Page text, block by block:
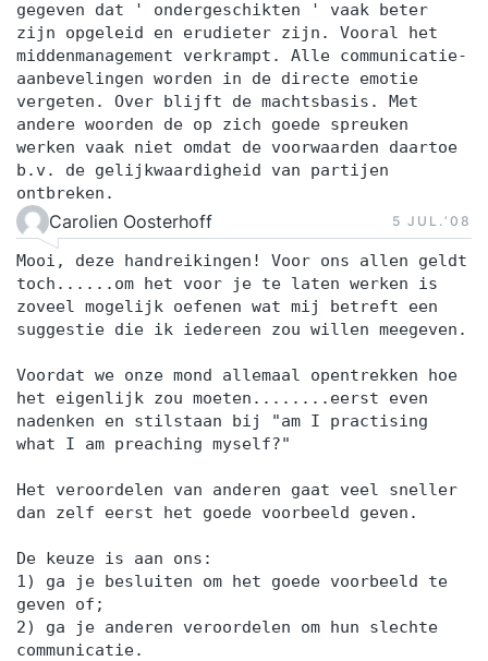
gegeven dat ' ondergeschikten ' vaak beter
zijn opgeleid en erudieter zijn. Vooral het
middenmanagement verkrampt. Alle communicatie-
aanbevelingen worden in de directe emotie
vergeten. Over blijft de machtsbasis. Met
andere woorden de op zich goede spreuken
werken vaak niet omdat de voorwaarden daartoe
b.v. de gelijkwaardigheid van partijen
ontbreken.
Carolien Oosterhoff 5 JUL.‘08
Mooi, deze handreikingen! Voor ons allen geldt
toch......om het voor je te laten werken is
zoveel mogelijk oefenen wat mij betreft een
suggestie die ik iedereen zou willen meegeven.
Voordat we onze mond allemaal opentrekken hoe
het eigenlijk zou moeten........eerst even
nadenken en stilstaan bij "am I practising
what I am preaching myself?"
Het veroordelen van anderen gaat veel sneller
dan zelf eerst het goede voorbeeld geven.
De keuze is aan ons:
1) ga je besluiten om het goede voorbeeld te
geven of;
2) ga je anderen veroordelen om hun slechte
communicatie.